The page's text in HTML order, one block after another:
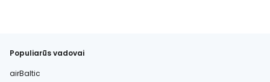
Populiarūs vadovai
airBaltic